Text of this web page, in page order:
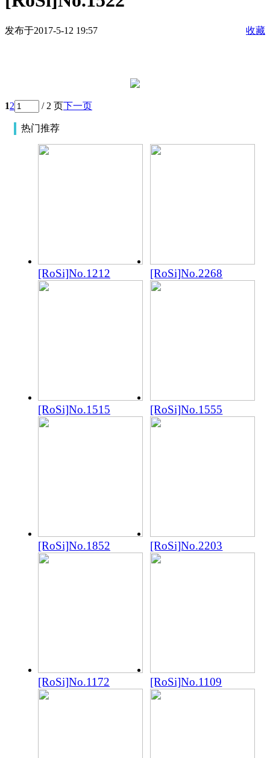
发布于2017-5-12 19:57 收藏
12 / 2 页下一页
热门推荐
[RoSi]No.1212 [RoSi]No.2268
[RoSi]No.1515 [RoSi]No.1555
[RoSi]No.1852 [RoSi]No.2203
[RoSi]No.1172 [RoSi]No.1109